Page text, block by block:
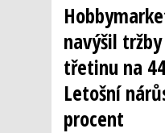
navýšil
třetinu na
Letošní
procent